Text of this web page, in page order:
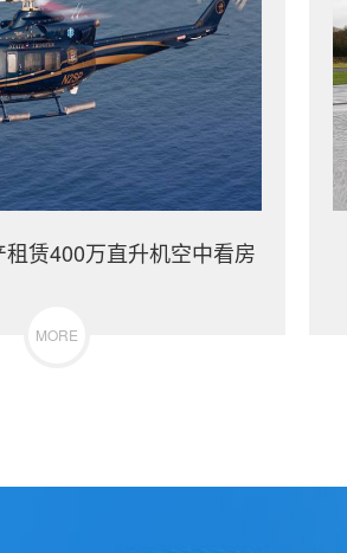
赁400万直升机空中看房
MORE